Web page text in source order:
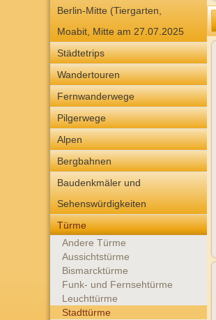
Berlin-Mitte (Tiergarten,
Moabit, Mitte am 27.07.2025
Städtetrips
Wandertouren
Fernwanderwege
Pilgerwege
Alpen
Bergbahnen
Baudenkmäler und
Sehenswürdigkeiten
Türme
Andere Türme
Aussichtstürme
Bismarcktürme
Funk- und Fernsehtürme
Leuchttürme
Stadttürme